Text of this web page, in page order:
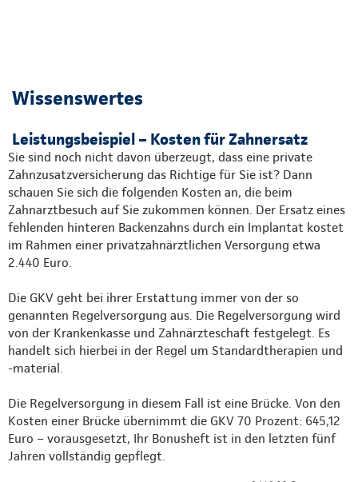
Wissenswertes
Leistungsbeispiel – Kosten für Zahnersatz
Sie sind noch nicht davon überzeugt, dass eine private
Zahnzusatzversicherung das Richtige für Sie ist? Dann
schauen Sie sich die folgenden Kosten an, die beim
Zahnarztbesuch auf Sie zukommen können. Der Ersatz eines
fehlenden hinteren Backenzahns durch ein Implantat kostet
im Rahmen einer privatzahnärztlichen Versorgung etwa
2.440 Euro.
Die GKV geht bei ihrer Erstattung immer von der so
genannten Regelversorgung aus. Die Regelversorgung wird
von der Krankenkasse und Zahnärzteschaft festgelegt. Es
handelt sich hierbei in der Regel um Standardtherapien und
-material.
Die Regelversorgung in diesem Fall ist eine Brücke. Von den
Kosten einer Brücke übernimmt die GKV 70 Prozent: 645,12
Euro – vorausgesetzt, Ihr Bonusheft ist in den letzten fünf
Jahren vollständig gepflegt.